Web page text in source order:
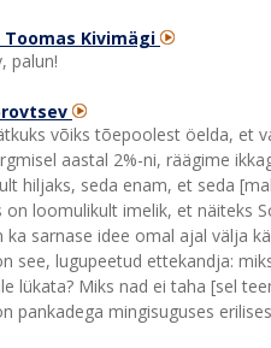
Kivimägi
palun!
võiks tõepoolest öelda, et
aastal 2%-ni, räägime
hiljaks, seda enam, et seda
on loomulikult imelik, et näiteks
ka sarnase idee omal ajal välja
see, lugupeetud ettekandja:
lükata? Miks nad ei taha [sel
pankadega mingisuguses